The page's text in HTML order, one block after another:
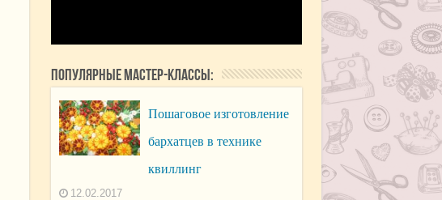
Популярные мастер-классы:
Пошаговое изготовление
бархатцев в технике
квиллинг
12.02.2017